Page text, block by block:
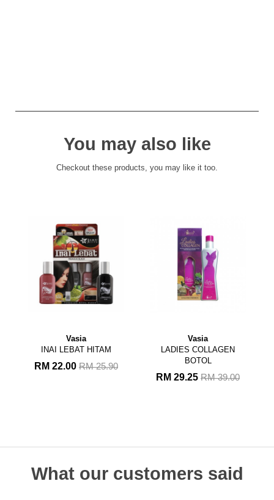
You may also like
Checkout these products, you may like it too.
RM 25.90
LADIES COLLAGEN
RM 39.00
PURE NEST -
What our customers said